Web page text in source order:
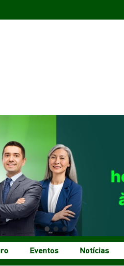
Eventos Notícias